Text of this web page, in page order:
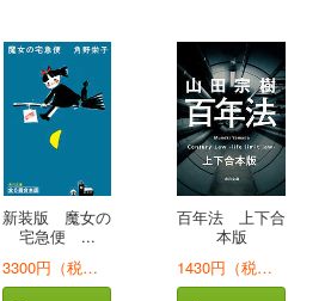
新装版 魔女の
宅急便 ...
3300円（税込）
百年法 上下合
本版
1430円（税込）